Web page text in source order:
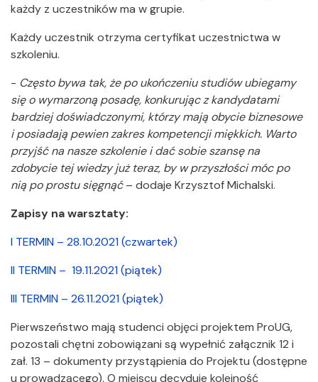
każdy z uczestników ma w grupie.
Każdy uczestnik otrzyma certyfikat uczestnictwa w
szkoleniu.
- Często bywa tak, że po ukończeniu studiów ubiegamy
się o wymarzoną posadę, konkurując z kandydatami
bardziej doświadczonymi, którzy mają obycie biznesowe
i posiadają pewien zakres kompetencji miękkich. Warto
przyjść na nasze szkolenie i dać sobie szansę na
zdobycie tej wiedzy już teraz, by w przyszłości móc po
nią po prostu sięgnąć– dodaje Krzysztof Michalski.
Zapisy na warsztaty:
I TERMIN – 28.10.2021 (czwartek)
II TERMIN – 19.11.2021 (piątek)
III TERMIN – 26.11.2021 (piątek)
Pierwszeństwo mają studenci objęci projektem ProUG,
pozostali chętni zobowiązani są wypełnić załącznik 12 i
zał. 13 – dokumenty przystąpienia do Projektu (dostępne
u prowadzącego). O miejscu decyduje kolejność